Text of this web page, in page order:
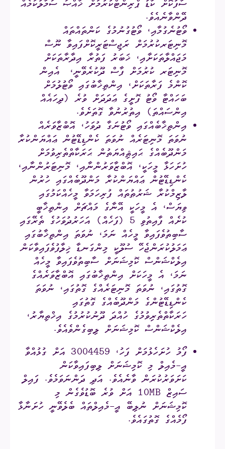
ސާފުކޮށް ކާޑު ޕްރިންޓްކުރުމަށް ޚާއްޞަ ސަމާލުކަމެއް
ދޭންވާނެއެވެ.
ވޯޓުނެގުމާއި، ވޯޓުގުނުމުގެ ކަންތައްތައް
މޮނިޓަރކުރުމަށް ރަޖިސްޓަރީކޮށްފައިވާ ނޫސް
މަޖައްލާތަކަށާއި، ޚަބަރު ފަތުރާ އިދާރާތަކަށް
މޮނިޓަރ ކުރުމަށް ފާސް ދޫކުރެވޭނީ، އެއިން
ކޮންމެ ފަރާތަކަށް، އިންތިޚާބުގައި ވޯޓުލުމަށް
ބަހައްޓާ ވޯޓު ފޮށީގެ ޢަދަދަށް ވުރެ (ދިހައެއް
އިންސައްތަ) އިތުރުނުވާ ގޮތަށެވެ.
އިންތިޚާބެއްގައި ވޯޓުނަގާ ދުވަހު، އޮބްޒާވަރެއް
ނުވަތަ މޮނިޓަރެއް ނުވަތަ ކެންޑިޑޭޓުން ޢައްޔަންކުރާ
މަންދޫބެއްގެ ޙައިޘިއްޔަތުން ޙަރަކާތްތެރިވުމަށް
ހުށަހަޅާ މީހަކީ، އޮބްޒާވަރުންނާއި، މޮނިޓަރުންނާއި،
ކެންޑިޑޭޓުން ޢައްޔަންކުރާ މަންދޫބެއްގައި ހުރުން
ލާޒިމްކުރާ ޝަރުޠުތައް ފުރިހަމަވާ މީހެއްކަމުގައި
ވިޔަސް، އެ މީހަކީ އޭނާގެ މައްޗަށް އިންތިޚާބީ
ކުށެއް ފާއިތުވި 5 (ފަހެއް) އަހަރުދުވަހުގެ ތެރޭގައި
ސާބިތުވެފައިވާ މީހެއް ނަމަ، ނުވަތަ އިންތިޚާބުގައި
ޢަމަލުކުރަންޖެހޭ ސުލޫކީ މިންގަނޑާ ޚިލާފުވެފައިވާކަން
އިލެކްޝަންސް ކޮމިޝަނަށް ސާބިތުވެފައިވާ މީހެއް
ނަމަ، އެ މީހަކަށް އިންތިޚާބުގައި އޮބްޒާވަރެއްގެ
ގޮތުގައި، ނުވަތަ މޮނިޓަރެއްގެ ގޮތުގައި، ނުވަތަ
ކެންޑިޑޭޓުންގެ މަންދޫބެއްގެ ގޮތުގައި
ހަރަކާތްތެރިވުމުގެ ހުއްދަ ދޫނުކުރުމުގެ އިޚްތިޔާރު،
އިލެކްޝަންސް ކޮމިޝަނަށް ލިބިގެންވެއެވެ.
ފޯމު ހުށަހެޅުމަށް ފަހު، 3004459 އަށް ގުޅުއްވާ
އީ-މެއިލް މި ކޮމިޝަނަށް ލިބިފައިވާކަން
ކަށަވަރުކުރަން ވާނެއެވެ. އަދި ދަންނަވަމެވެ. ފައިލް
ސައިޒް 10MB އަށް ވުރެ ބޮޑުވެގެން މި
ކޮމިޝަނަށް ނުލިބޭ އީ-މެއިލްތައް ބެލެވޭނީ ހުށަނާޅާ
ފޯމެއްގެ ގޮތުގައެވެ.